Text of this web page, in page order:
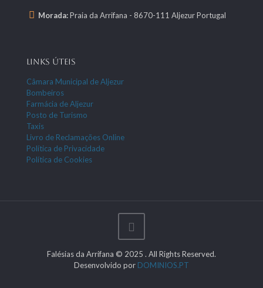
Morada:Praia da Arrifana - 8670-111 Aljezur Portugal
LINKS ÚTEIS
Câmara Municipal de Aljezur
Bombeiros
Farmácia de Aljezur
Posto de Turismo
Taxis
Livro de Reclamações Online
Política de Privacidade
Política de Cookies
Falésias da Arrifana © 2025 . All Rights Reserved.
Desenvolvido por DOMINIOS.PT